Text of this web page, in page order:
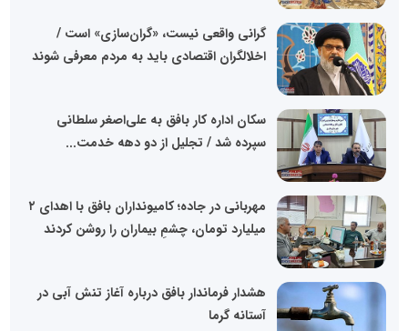
گرانی واقعی نیست، «گران‌سازی» است /
اخلالگران اقتصادی باید به مردم معرفی شوند
سکان اداره کار بافق به علی‌اصغر سلطانی
سپرده شد / تجلیل از دو دهه خدمت...
مهربانی در جاده؛ کامیونداران بافق با اهدای ۲
میلیارد تومان، چشمِ بیماران را روشن کردند
هشدار فرماندار بافق درباره آغاز تنش آبی در
آستانه گرما